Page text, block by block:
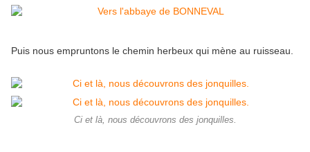
Puis nous empruntons le chemin herbeux qui mène au ruisseau.
Ci et là, nous découvrons des jonquilles.